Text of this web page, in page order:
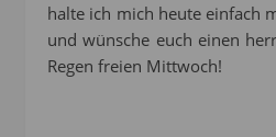
halte ich mich heute einfach
und wünsche euch einen
Regen freien Mittwoch!